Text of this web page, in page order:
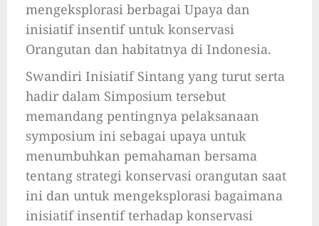
mengeksplorasi berbagai Upaya dan
inisiatif insentif untuk konservasi
Orangutan dan habitatnya di Indonesia.
Swandiri Inisiatif Sintang yang turut serta
hadir dalam Simposium tersebut
memandang pentingnya pelaksanaan
symposium ini sebagai upaya untuk
menumbuhkan pemahaman bersama
tentang strategi konservasi orangutan saat
ini dan untuk mengeksplorasi bagaimana
inisiatif insentif terhadap konservasi